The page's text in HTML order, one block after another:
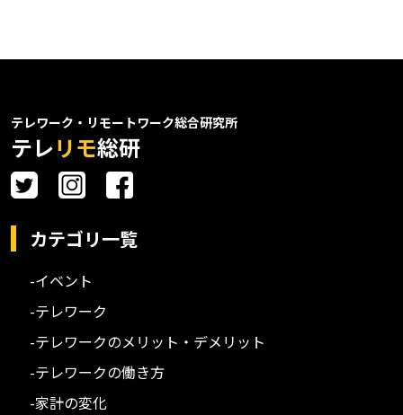
テレワーク・リモートワーク総合研究所
テレリモ総研
カテゴリ一覧
-イベント
-テレワーク
-テレワークのメリット・デメリット
-テレワークの働き方
-家計の変化